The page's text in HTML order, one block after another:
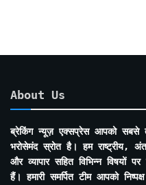
About Us
ब्रेकिंग न्यूज़ एक्सप्रेस आपको सबसे
भरोसेमंद स्रोत है। हम राष्ट्रीय,
और व्यापार सहित विभिन्न विषयों
हैं। हमारी समर्पित टीम आपको